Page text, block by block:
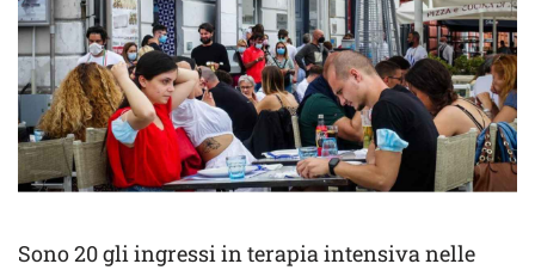
Sono 20 gli ingressi in terapia intensiva nelle